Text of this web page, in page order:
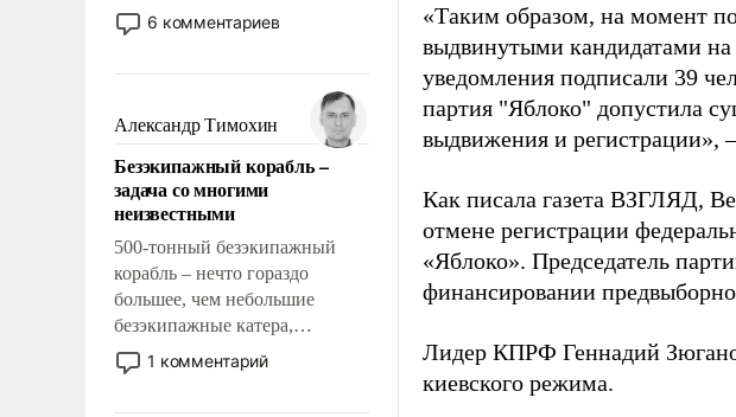
постепенно вытесняя и
отменяя традиционное
мужественным и твердым под
ударами судьбы, брать на себя
ответственность, помогать
слабым, идти вперед и
адаптироваться.
6 комментариев
Александр Тимохин
Безэкипажный корабль –
задача со многими
неизвестными
500-тонный безэкипажный
корабль – нечто гораздо
большее, чем небольшие
безэкипажные катера,
применение которых уже
стало обыденностью. Задача по
1 комментарий
«Таким образом, на момент
выдвинутыми кандидатами на
уведомления подписали 39
партия "Яблоко" допустила
выдвижения и регистрации»,
Как писала газета ВЗГЛЯД,
отмене регистрации
«Яблоко». Председатель
финансировании
Лидер КПРФ Геннадий
киевского режима.